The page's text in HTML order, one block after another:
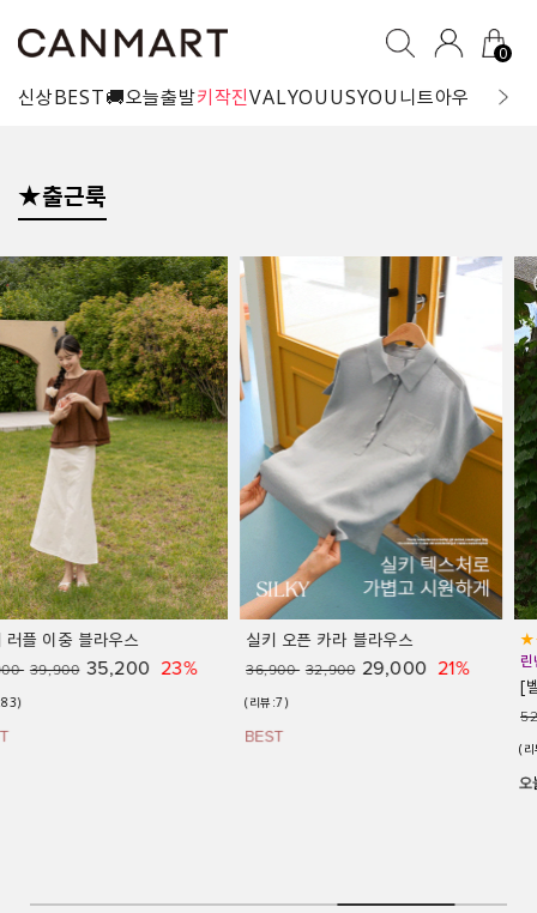
0
신상BEST🚚오늘출발키작진VALYOUUSYOU니트아우터 블라
★출근룩
실키 오픈 카라 블라우스
36,900 32,900 29,00021%
(리뷰:7)
★썸머 시즌 제작 18% 추가할인★
린넨 라이크 소재 / 구김 방지 원단
52,300